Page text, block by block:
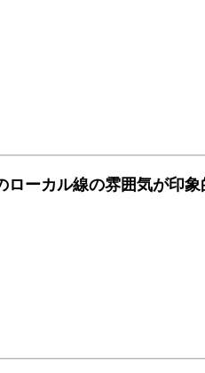
ーカル線の雰囲気が印象